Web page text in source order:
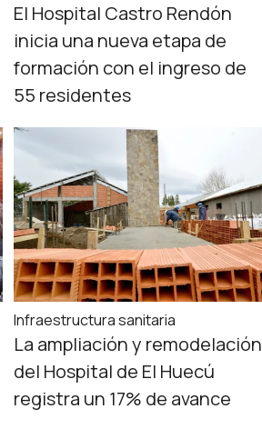
El Hospital Castro Rendón
inicia una nueva etapa de
formación con el ingreso de
55 residentes
Infraestructura sanitaria
La ampliación y remodelación
del Hospital de El Huecú
registra un 17% de avance